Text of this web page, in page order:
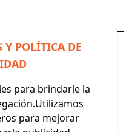
Y POLÍTICA DE
para brindarle la
para mejorar